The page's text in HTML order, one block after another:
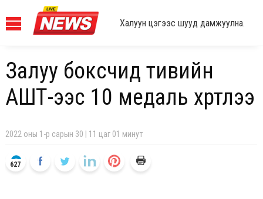
Халуун цэгээс шууд дамжуулна.
Залуу боксчид тивийн
АШТ-ээс 10 медаль хүртлээ
2022 оны 1-р сарын 30 | 11 цаг 01 минут
627